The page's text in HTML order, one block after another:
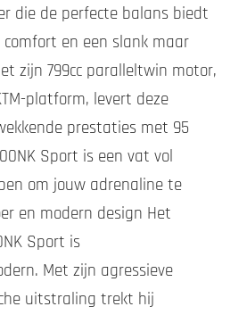
die de perfecte balans biedt
en een slank maar
zijn 799cc paralleltwin motor,
platform, levert deze
prestaties met 95
Sport is een vat vol
om jouw adrenaline te
en modern design Het
Sport is
Met zijn agressieve
uitstraling trekt hij